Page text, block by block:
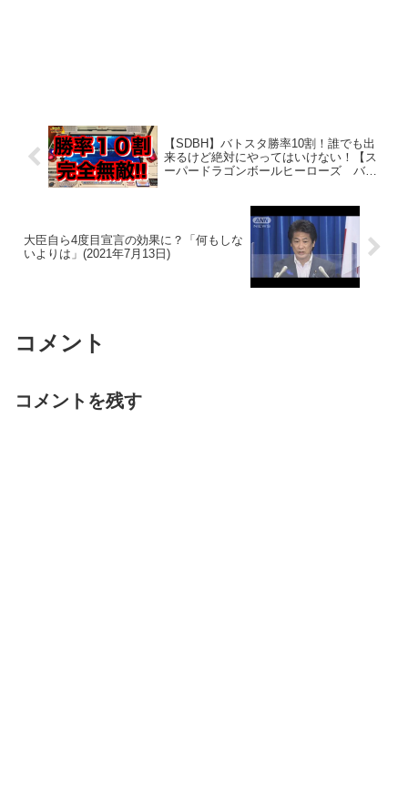
【SDBH】バトスタ勝率10割！誰でも出
来るけど絶対にやってはいけない！【ス
ーパードラゴンボールヒーローズ バト
大臣自ら4度目宣言の効果に？「何もしな
いよりは」(2021年7月13日)
コメント
コメントを残す